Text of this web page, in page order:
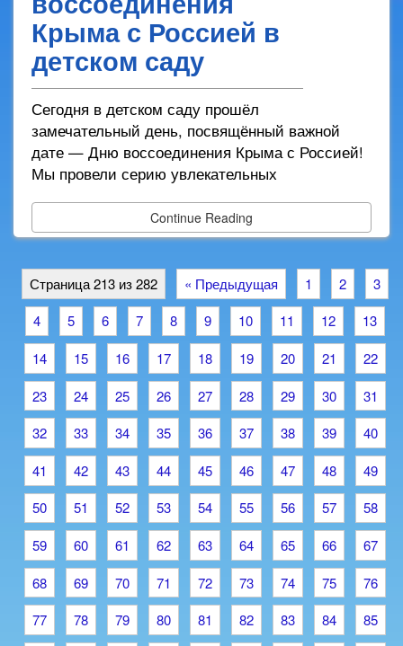
Крыма с Россией в
детском саду
Сегодня в детском саду прошёл
замечательный день, посвящённый важной
дате — Дню воссоединения Крыма с Россией!
Мы провели серию увлекательных
Continue Reading
Страница 213 из 282 « Предыдущая 1 2
3
4
5 6 7 8 9 10 11 12
13
14
15 16 17 18 19 20 21
22
23
24 25 26 27 28 29 30
31
32
33 34 35 36 37 38 39
40
41
42 43 44 45 46 47 48
49
50
51 52 53 54 55 56 57
58
59
60 61 62 63 64 65 66
67
68
69 70 71 72 73 74 75
76
77
78 79 80 81 82 83 84
85